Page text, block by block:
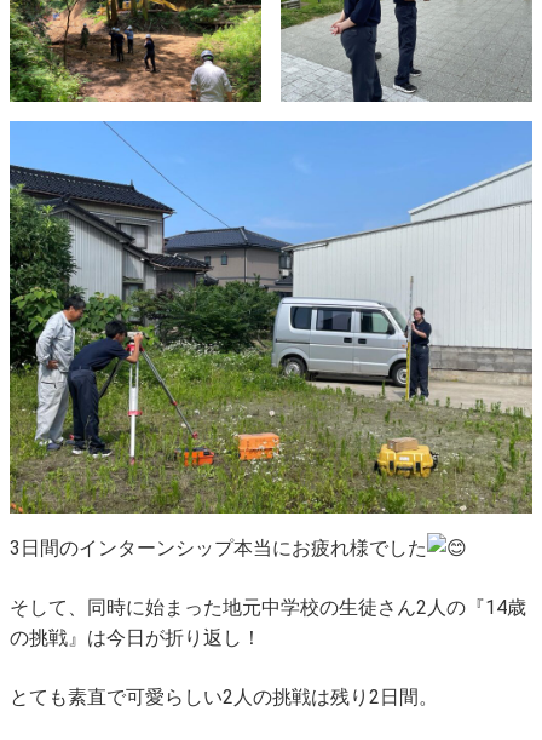
3日間のインターンシップ本当にお疲れ様でした
そして、同時に始まった地元中学校の生徒さん2人の『14歳
の挑戦』は今日が折り返し！
とても素直で可愛らしい2人の挑戦は残り2日間。